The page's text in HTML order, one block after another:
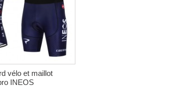
vélo et maillot
INEOS